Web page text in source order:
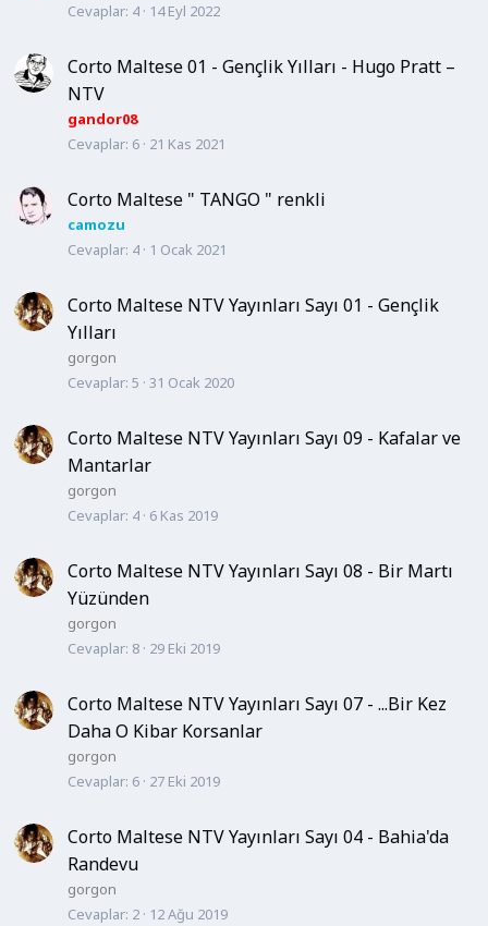
Cevaplar 4 14 Eyl 2022
Corto Maltese 01 - Gençlik Yılları - Hugo Pratt –
NTV
gandor08
Cevaplar 6 21 Kas 2021
Corto Maltese " TANGO " renkli
camozu
Cevaplar 4 1 Ocak 2021
Corto Maltese NTV Yayınları Sayı 01 - Gençlik
Yılları
gorgon
Cevaplar 5 31 Ocak 2020
Corto Maltese NTV Yayınları Sayı 09 - Kafalar ve
Mantarlar
gorgon
Cevaplar 4 6 Kas 2019
Corto Maltese NTV Yayınları Sayı 08 - Bir Martı
Yüzünden
gorgon
Cevaplar 8 29 Eki 2019
Corto Maltese NTV Yayınları Sayı 07 - ...Bir Kez
Daha O Kibar Korsanlar
gorgon
Cevaplar 6 27 Eki 2019
Corto Maltese NTV Yayınları Sayı 04 - Bahia'da
Randevu
gorgon
Cevaplar 2 12 Ağu 2019